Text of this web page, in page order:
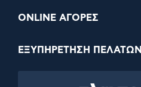
ONLINE ΑΓΟΡΕΣ
ΕΞΥΠΗΡΕΤΗΣΗ ΠΕΛΑΤΩΝ